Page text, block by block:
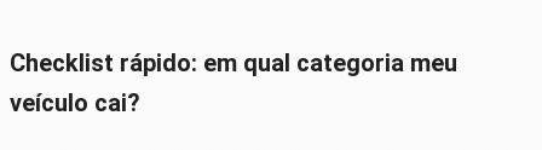
Checklist rápido: em qual categoria meu
veículo cai?